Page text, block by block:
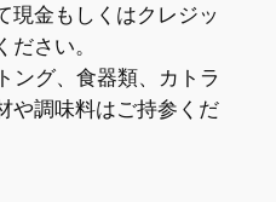
現金もしくはクレジッ
ださい。
ング、食器類、カトラ
や調味料はご持参くだ